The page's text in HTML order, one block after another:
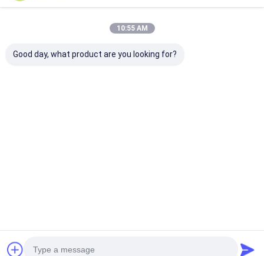
10:55 AM
Good day, what product are you looking for?